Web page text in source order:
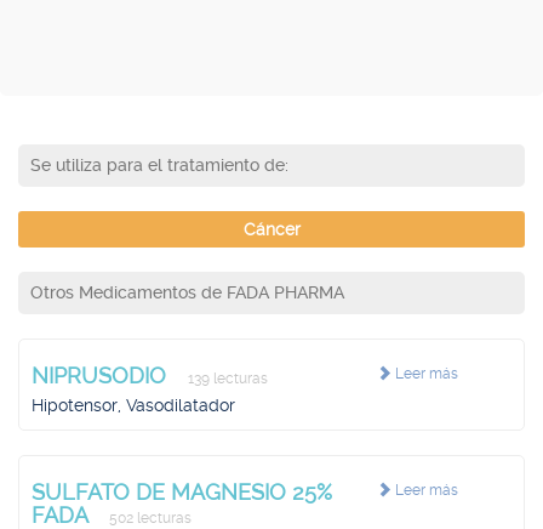
Se utiliza para el tratamiento de:
Cáncer
Otros Medicamentos de FADA PHARMA
Leer más
NIPRUSODIO 139 lecturas
Hipotensor, Vasodilatador
Leer más
SULFATO DE MAGNESIO 25%
FADA
502 lecturas